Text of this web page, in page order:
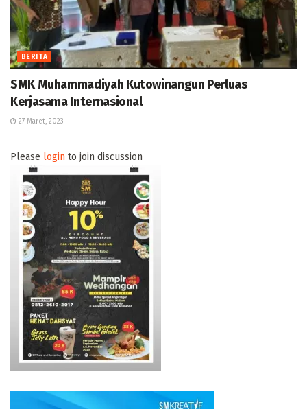
BERITA
SMK Muhammadiyah Kutowinangun Perluas
Kerjasama Internasional
27 Maret, 2023
Please login to join discussion